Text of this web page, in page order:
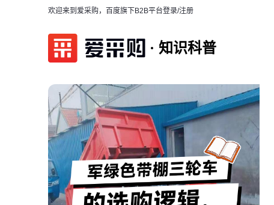
欢迎来到爱采购，百度旗下B2B平台登录/注册
知识科普